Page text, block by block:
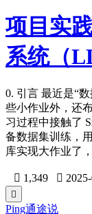
项目实
系统（
0. 引言 最近是“
些小作业外，还
习过程中接触了
备数据集训练，
库实现大作业了
 1,349 

Ping通途说